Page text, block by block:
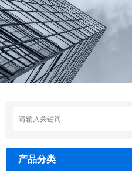
产品分类